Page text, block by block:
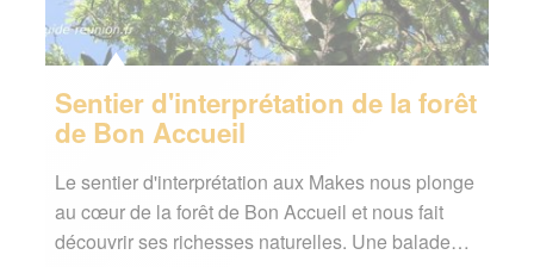
Sentier d'interprétation de la forêt
de Bon Accueil
Le sentier d'interprétation aux Makes nous plonge
au cœur de la forêt de Bon Accueil et nous fait
découvrir ses richesses naturelles. Une balade…